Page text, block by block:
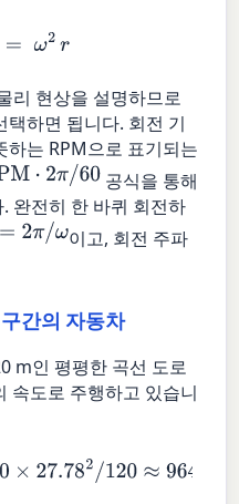
리 현상을 설명하므로
하면 됩니다. 회전 기
하는 RPM으로 표기되는
⋅2π/ 60
공식을 통해
완전히 한 바퀴 회전하
2π /ω
이고, 회전 주파
간의 자동차
m인 평평한 곡선 도로
도로 주행하고 있습니
2 /120≈9645